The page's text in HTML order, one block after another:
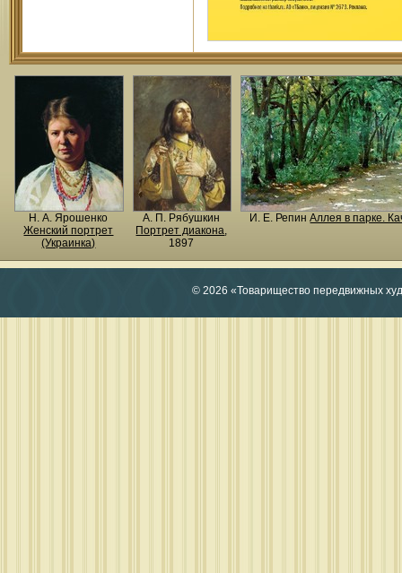
Н. A. Ярошенко
Женский портрет
(Украинка)
А. П. Рябушкин
Портрет диакона,
1897
И. Е. РепинАллея в парке.
© 2026 «Товарищество передвижных